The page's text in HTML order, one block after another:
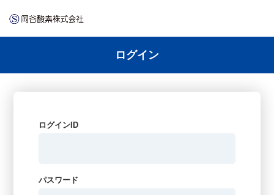
ログイン
ログインID
パスワード